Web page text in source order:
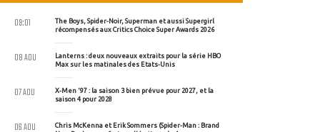
The Boys, Spider-Noir, Superman et aussi Supergirl
récompensés aux Critics Choice Super Awards 2026
09:01
Lanterns : deux nouveaux extraits pour la série HBO
Max sur les matinales des Etats-Unis
08 AOU
X-Men '97 : la saison 3 bien prévue pour 2027, et la
saison 4 pour 2028
07 AOU
Chris McKenna et Erik Sommers (Spider-Man : Brand
06 AOU